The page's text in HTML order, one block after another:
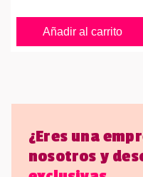
Añadir al carrito
¿Eres una
nosotros y